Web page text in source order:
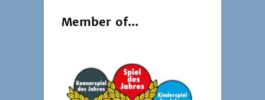
Member of...